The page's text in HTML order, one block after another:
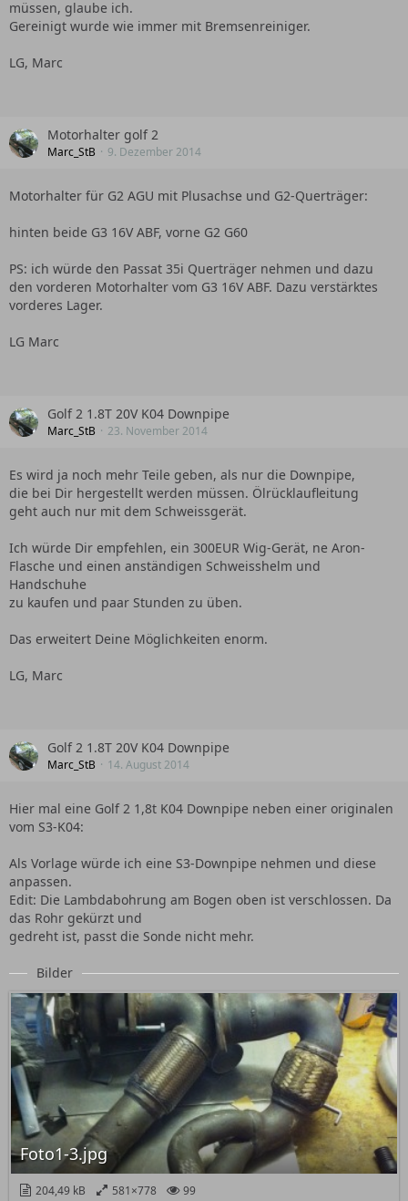
müssen, glaube ich.
Gereinigt wurde wie immer mit Bremsenreiniger.
LG, Marc
Motorhalter golf 2
Marc_StB 9. Dezember 2014
Motorhalter für G2 AGU mit Plusachse und G2-Querträger:
hinten beide G3 16V ABF, vorne G2 G60
PS: ich würde den Passat 35i Querträger nehmen und dazu
den vorderen Motorhalter vom G3 16V ABF. Dazu verstärktes
vorderes Lager.
LG Marc
Golf 2 1.8T 20V K04 Downpipe
Marc_StB 23. November 2014
Es wird ja noch mehr Teile geben, als nur die Downpipe,
die bei Dir hergestellt werden müssen. Ölrücklaufleitung
geht auch nur mit dem Schweissgerät.
Ich würde Dir empfehlen, ein 300EUR Wig-Gerät, ne Aron-
Flasche und einen anständigen Schweisshelm und
Handschuhe
zu kaufen und paar Stunden zu üben.
Das erweitert Deine Möglichkeiten enorm.
LG, Marc
Golf 2 1.8T 20V K04 Downpipe
Marc_StB 14. August 2014
Hier mal eine Golf 2 1,8t K04 Downpipe neben einer originalen
vom S3-K04:
Als Vorlage würde ich eine S3-Downpipe nehmen und diese
anpassen.
Edit: Die Lambdabohrung am Bogen oben ist verschlossen. Da
das Rohr gekürzt und
gedreht ist, passt die Sonde nicht mehr.
Bilder
Foto1-3.jpg
204,49 kB 581×778 99